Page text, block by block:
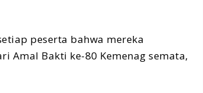
peserta bahwa mereka
Amal Bakti ke-80 Kemenag semata,